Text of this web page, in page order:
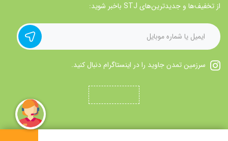
از تخفیف‌ها و جدیدترین‌های STJ باخبر شوید:
سرزمین تمدن جاوید را در اینستاگرام دنبال کنید.